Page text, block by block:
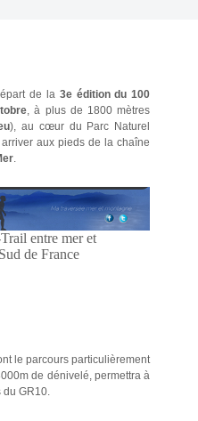
de la 3e édition du 100
, à plus de 1800 mètres
), au cœur du Parc Naturel
aux pieds de la chaîne
.
entre mer et
de France
le parcours particulièrement
de dénivelé, permettra à
du GR10.